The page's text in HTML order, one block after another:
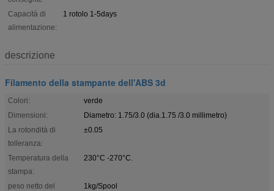
Capacità di
alimentazione:
1 rotolo 1-5days
descrizione
Filamento della stampante dell'ABS 3d
Colori:
verde
Dimensioni:
Diametro: 1.75/3.0 (dia.1.75 /3.0 millimetro)
La rotondità di
tolleranza:
±0.05
Temperatura della
stampa:
230°C -270°C.
peso netto del
1kg/Spool